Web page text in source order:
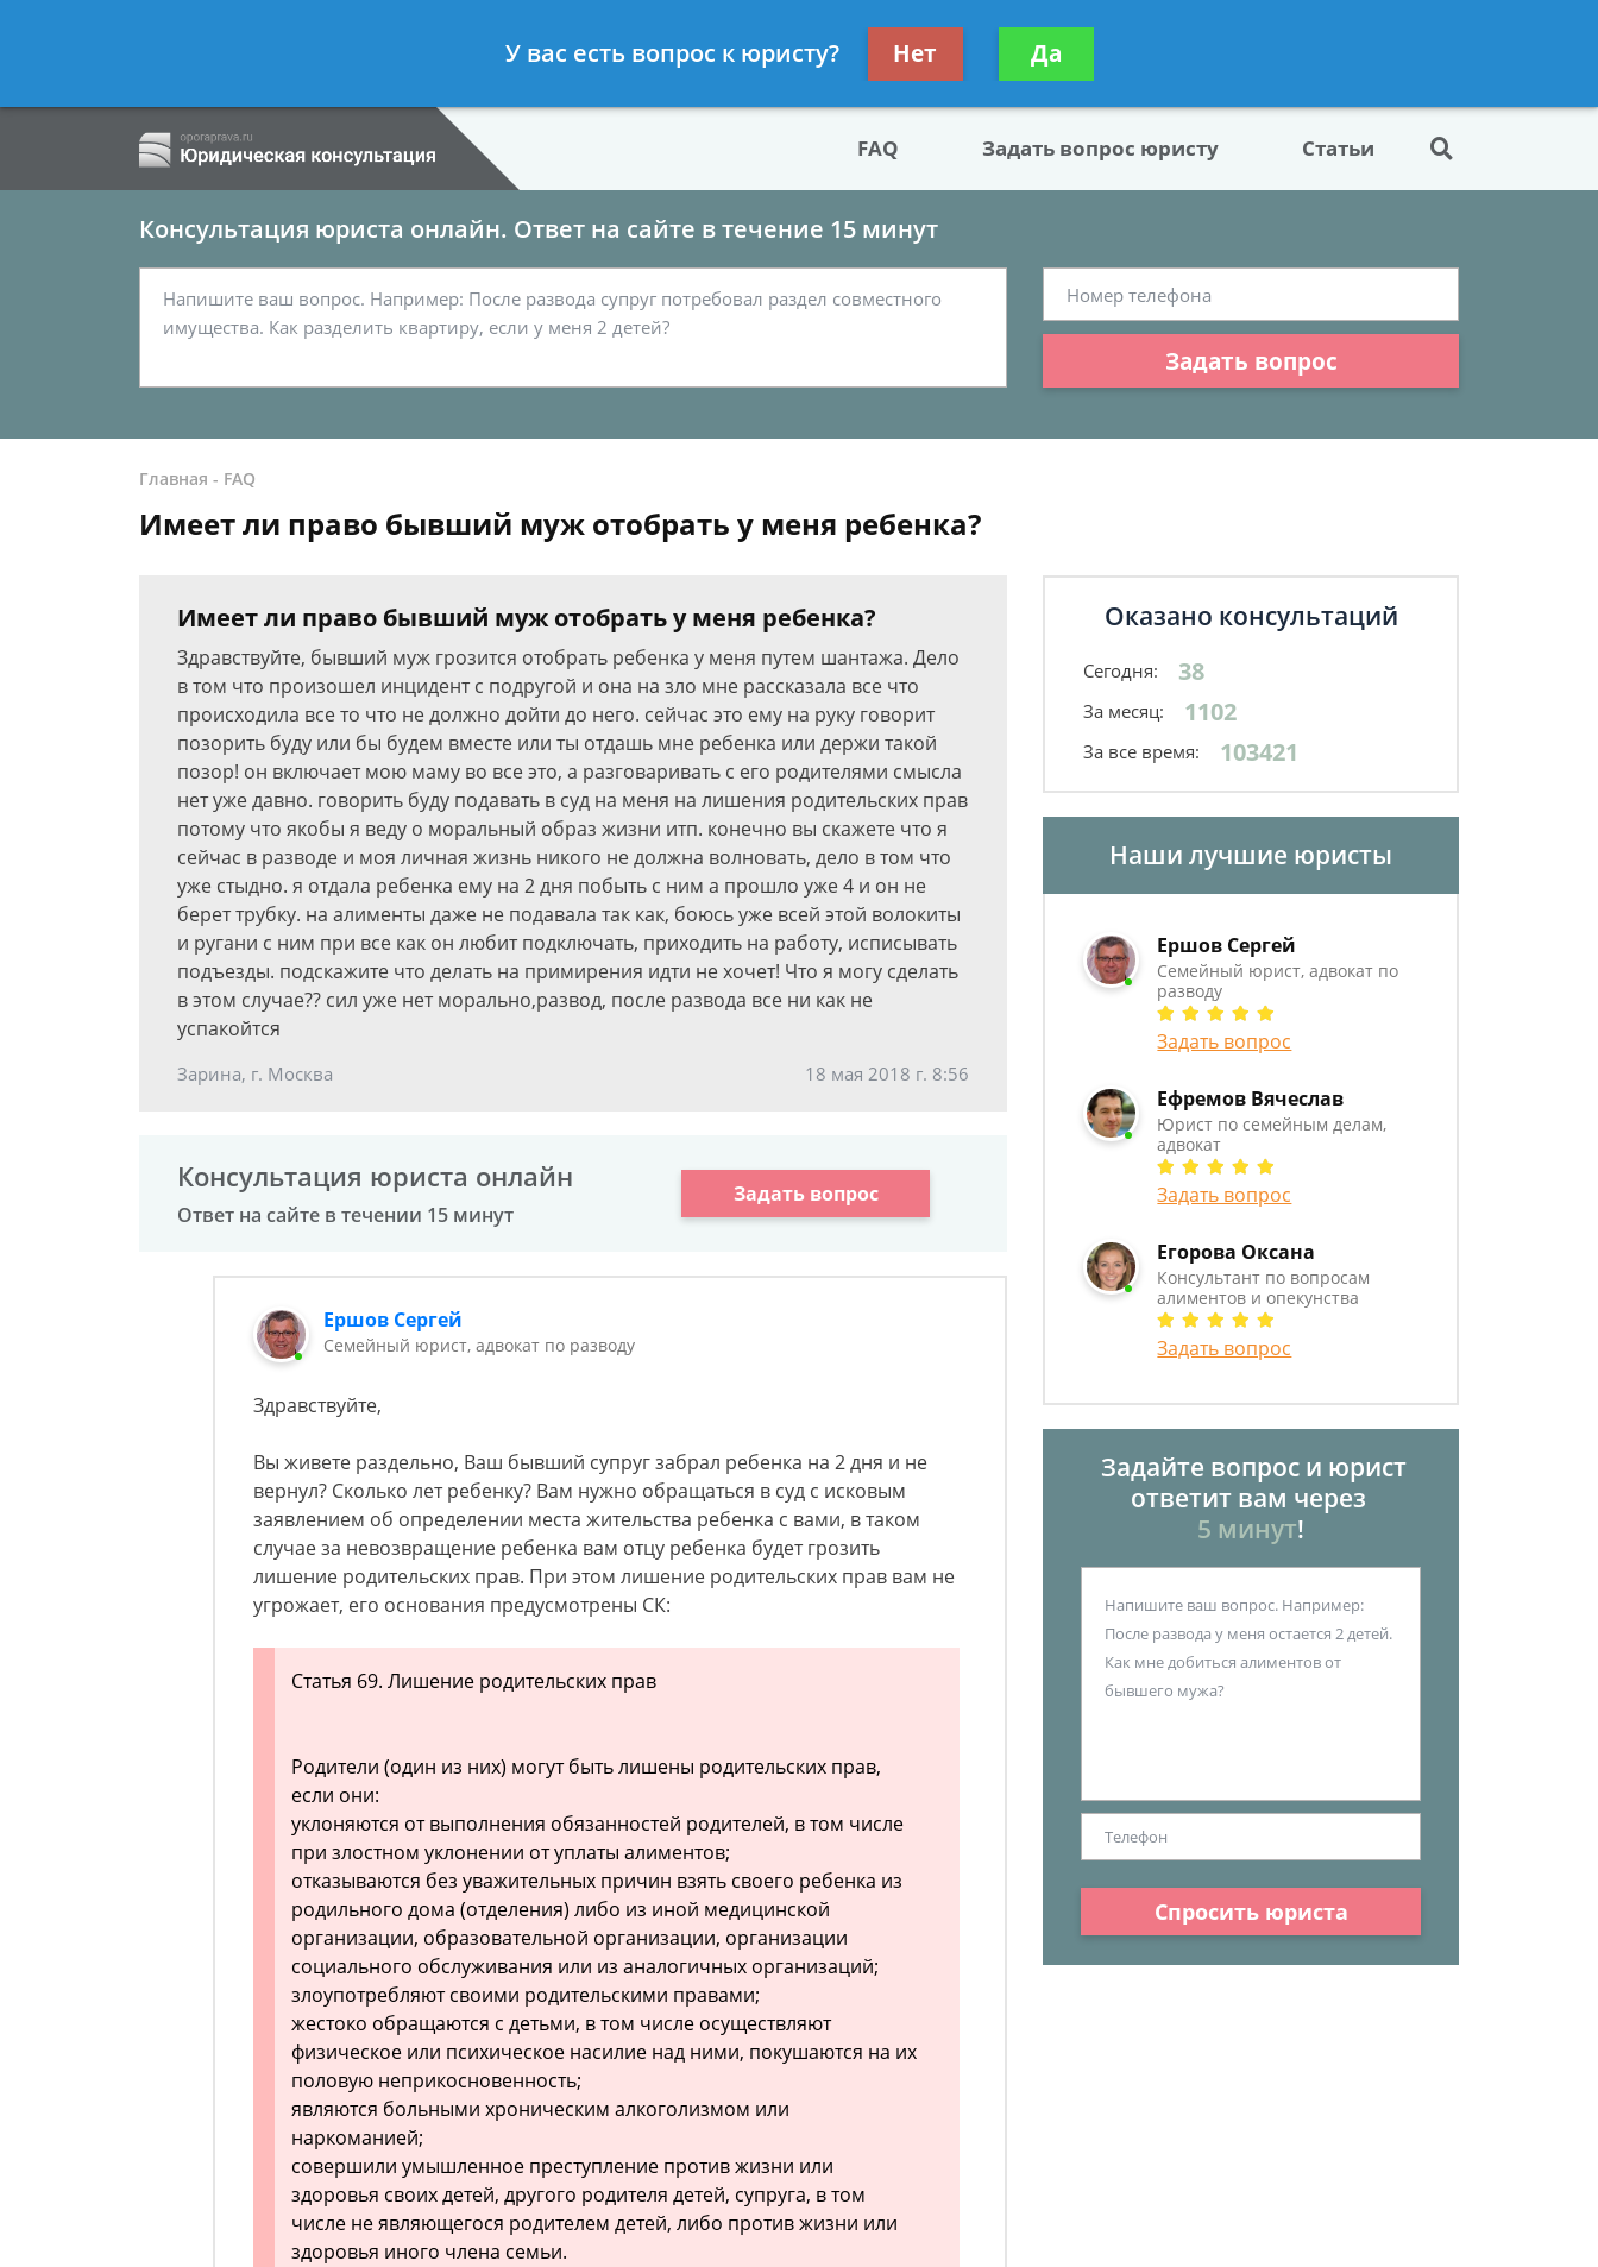
- Семейный юрист, адвокат по разводу
Получите консультацию
бесплатно
FAQ Задать вопрос юристу Статьи
Консультация юриста онлайн. Ответ на сайте в течение 15 минут
Задать вопрос
Главная - FAQ
Имеет ли право бывший муж отобрать у меня ребенка?
Имеет ли право бывший муж отобрать у меня ребенка?
Здравствуйте, бывший муж грозится отобрать ребенка у меня путем шантажа. Дело
в том что произошел инцидент с подругой и она на зло мне рассказала все что
происходила все то что не должно дойти до него. сейчас это ему на руку говорит
позорить буду или бы будем вместе или ты отдашь мне ребенка или держи такой
позор! он включает мою маму во все это, а разговаривать с его родителями смысла
нет уже давно. говорить буду подавать в суд на меня на лишения родительских прав
потому что якобы я веду о моральный образ жизни итп. конечно вы скажете что я
сейчас в разводе и моя личная жизнь никого не должна волновать, дело в том что
уже стыдно. я отдала ребенка ему на 2 дня побыть с ним а прошло уже 4 и он не
берет трубку. на алименты даже не подавала так как, боюсь уже всей этой волокиты
и ругани с ним при все как он любит подключать, приходить на работу, исписывать
подъезды. подскажите что делать на примирения идти не хочет! Что я могу сделать
в этом случае?? сил уже нет морально,развод, после развода все ни как не
успакойтся
Зарина, г. Москва 18 мая 2018 г. 8:56
Консультация юриста онлайн
Ответ на сайте в течении 15 минут
Задать вопрос
Ершов Сергей
Семейный юрист, адвокат по разводу
Здравствуйте,
Вы живете раздельно, Ваш бывший супруг забрал ребенка на 2 дня и не
вернул? Сколько лет ребенку? Вам нужно обращаться в суд с исковым
заявлением об определении места жительства ребенка с вами, в таком
случае за невозвращение ребенка вам отцу ребенка будет грозить
лишение родительских прав. При этом лишение родительских прав вам не
угрожает, его основания предусмотрены СК:
Статья 69. Лишение родительских прав
Родители (один из них) могут быть лишены родительских прав,
если они:
уклоняются от выполнения обязанностей родителей, в том числе
при злостном уклонении от уплаты алиментов;
отказываются без уважительных причин взять своего ребенка из
родильного дома (отделения) либо из иной медицинской
организации, образовательной организации, организации
социального обслуживания или из аналогичных организаций;
злоупотребляют своими родительскими правами;
жестоко обращаются с детьми, в том числе осуществляют
физическое или психическое насилие над ними, покушаются на их
половую неприкосновенность;
являются больными хроническим алкоголизмом или
наркоманией;
совершили умышленное преступление против жизни или
здоровья своих детей, другого родителя детей, супруга, в том
числе не являющегося родителем детей, либо против жизни или
здоровья иного члена семьи.
Оказано консультаций
Сегодня: 38
За месяц: 1102
За все время: 103421
Наши лучшие юристы
Ершов Сергей
Семейный юрист, адвокат по
разводу
Задать вопрос
Ефремов Вячеслав
Юрист по семейным делам,
адвокат
Задать вопрос
Егорова Оксана
Консультант по вопросам
алиментов и опекунства
Задать вопрос
Задайте вопрос и юрист
ответит вам через
5 минут!
Спросить юриста
У вас есть вопрос к юристу? Нет Да